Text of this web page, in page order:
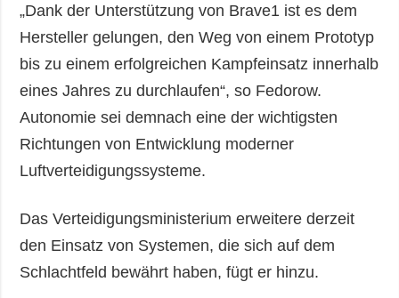
„Dank der Unterstützung von Brave1 ist es dem
Hersteller gelungen, den Weg von einem Prototyp
bis zu einem erfolgreichen Kampfeinsatz innerhalb
eines Jahres zu durchlaufen“, so Fedorow.
Autonomie sei demnach eine der wichtigsten
Richtungen von Entwicklung moderner
Luftverteidigungssysteme.
Das Verteidigungsministerium erweitere derzeit
den Einsatz von Systemen, die sich auf dem
Schlachtfeld bewährt haben, fügt er hinzu.